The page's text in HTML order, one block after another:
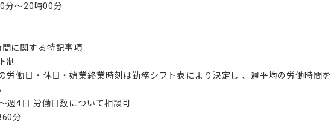
分～20時00分
に関する特記事項
制
労働日・休日・始業終業時刻は勤務シフト表により決定し 、週平均の労働時間
週4日 労働日数について相談可
60分